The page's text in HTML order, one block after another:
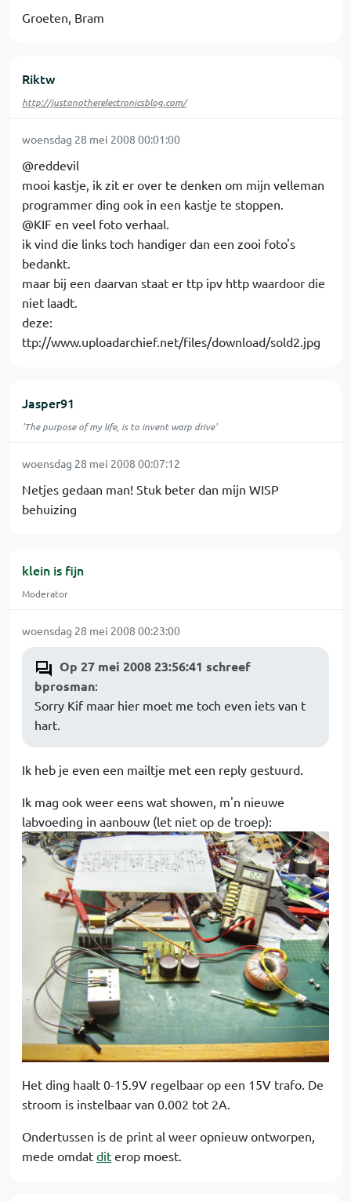
Groeten, Bram
Riktw
http://justanotherelectronicsblog.com/
woensdag 28 mei 2008 00:01:00
@reddevil
mooi kastje, ik zit er over te denken om mijn velleman
programmer ding ook in een kastje te stoppen.
@KIF en veel foto verhaal.
ik vind die links toch handiger dan een zooi foto's
bedankt.
maar bij een daarvan staat er ttp ipv http waardoor die
niet laadt.
deze:
ttp://www.uploadarchief.net/files/download/sold2.jpg
Jasper91
'The purpose of my life, is to invent warp drive'
woensdag 28 mei 2008 00:07:12
Netjes gedaan man! Stuk beter dan mijn WISP
behuizing
klein is fijn
Moderator
woensdag 28 mei 2008 00:23:00
Op 27 mei 2008 23:56:41 schreef
bprosman:
Sorry Kif maar hier moet me toch even iets van t
hart.
Ik heb je even een mailtje met een reply gestuurd.
Ik mag ook weer eens wat showen, m'n nieuwe
labvoeding in aanbouw (let niet op de troep):
Het ding haalt 0-15.9V regelbaar op een 15V trafo. De
stroom is instelbaar van 0.002 tot 2A.
Ondertussen is de print al weer opnieuw ontworpen,
mede omdat dit erop moest.